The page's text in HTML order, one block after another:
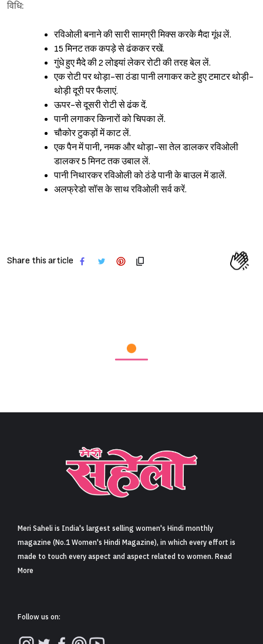
Sign in
विधि:
रविओली बनाने की सारी सामग्री मिक्स करके मैदा गूंध लें.
15 मिनट तक कपड़े से ढंककर रखें.
गुंधे हुए मैदे की 2 लोइयां लेकर रोटी की तरह बेल लें.
एक रोटी पर थोड़ा-सा ठंडा पानी लगाकर कटे हुए टमाटर थोड़ी-
थोड़ी दूरी पर फैलाएं.
ऊपर-से दूसरी रोटी से ढंक दें.
पानी लगाकर किनारों को चिपका लें.
चौकोर टुकड़ों में काट लें.
एक पैन में पानी, नमक और थोड़ा-सा तेल डालकर रविओली
डालकर 5 मिनट तक उबाल लें.
पानी निथारकर रविओली को ठंडे पानी के बाउल में डालें.
अलफ्रेडो सॉस के साथ रविओली सर्व करें.
Share this article
Meri Saheli is India's largest selling women's Hindi monthly
magazine (No.1 Women's Hindi Magazine), in which every effort is
made to touch every aspect and aspect related to women. Read
More
Follow us on: